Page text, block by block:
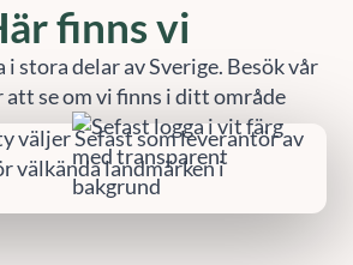
finns vi
i stora delar av Sverige. Besök vår
att se om vi finns i ditt område